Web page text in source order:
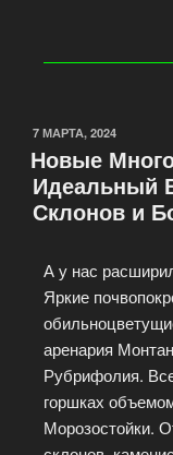
7 МАРТА, 2024
Новые
Идеальный
Склонов и
А у нас
Яркие
аренария
Рубрифолия.
горшках
Морозостойки.